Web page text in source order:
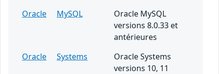
Oracle
MySQL
Oracle MySQL
versions 8.0.33 et
antérieures
Oracle
Systems
Oracle Systems
versions 10, 11